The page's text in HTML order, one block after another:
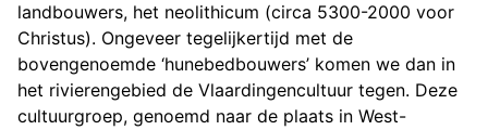
landbouwers, het neolithicum (circa 5300-2000 voor
Christus). Ongeveer tegelijkertijd met de
bovengenoemde ‘hunebedbouwers’ komen we dan in
het rivierengebied de Vlaardingencultuur tegen. Deze
cultuurgroep, genoemd naar de plaats in West-